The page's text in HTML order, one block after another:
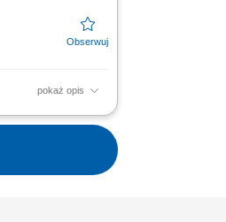
pokaż opis